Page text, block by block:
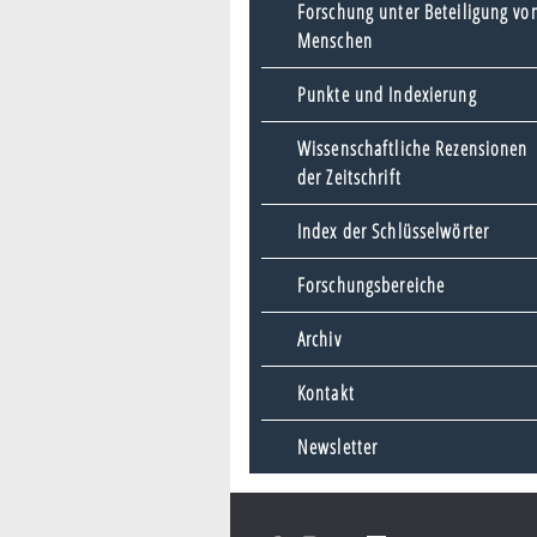
Forschung unter Beteiligung
Menschen
Punkte und Indexierung
Wissenschaftliche Rezensionen
der Zeitschrift
Index der Schlüsselwörter
Forschungsbereiche
Archiv
Kontakt
Newsletter